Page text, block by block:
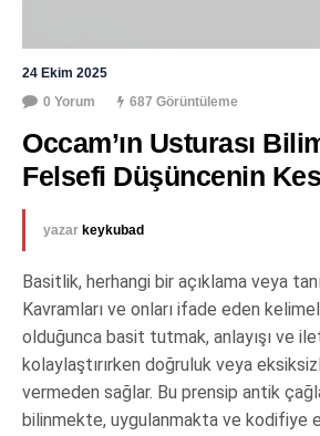
24 Ekim 2025
0 Yorum
687 Görüntüleme
Occam’ın Usturası
Felsefi Düşüncenin
yazar keykubad
Basitlik, herhangi bir açıklama veya
Kavramları ve onları ifade eden
olduğunca basit tutmak, anlayışı ve
kolaylaştırırken doğruluk veya
vermeden sağlar. Bu prensip antik
bilinmekte, uygulanmakta ve kodifiye